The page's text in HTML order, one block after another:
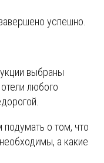
успешно.
выбраны
любого
о том, что
а какие